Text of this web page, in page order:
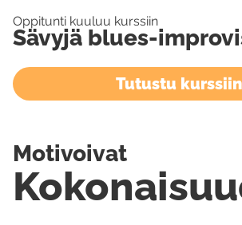
Oppitunti kuuluu kurssiin
Sävyjä blues-
Tutustu kurssiin
Motivoivat